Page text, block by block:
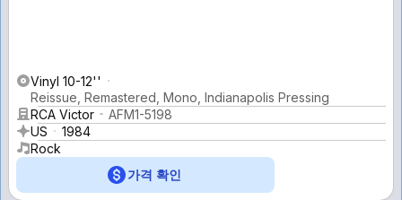
Vinyl 10-12''
Reissue, Remastered, Mono, Indianapolis Pressing
RCA Victor
AFM1-5198
US
1984
Rock
가격 확인